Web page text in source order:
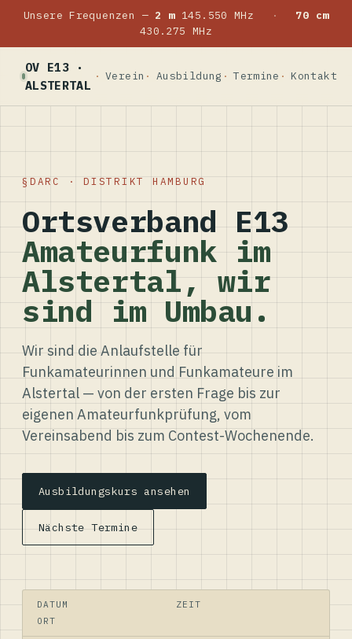
Unsere Frequenzen — 2 m145.550 MHz ·
70 cm
430.275 MHz
OV E13 ·
ALSTERTAL
Verein Ausbildung Termine Kontakt
DARC · DISTRIKT HAMBURG
Ortsverband E13
Amateurfunk im
Alstertal, wir
sind im Umbau.
Wir sind die Anlaufstelle für
Funkamateurinnen und Funkamateure im
Alstertal — von der ersten Frage bis zur
eigenen Amateurfunkprüfung, vom
Vereinsabend bis zum Contest-Wochenende.
Ausbildungskurs ansehen
Nächste Termine
DATUM
ZEIT
ORT